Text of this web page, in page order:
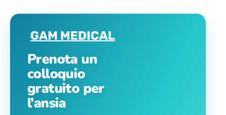
Prenota un
colloquio
gratuito per
l’ansia